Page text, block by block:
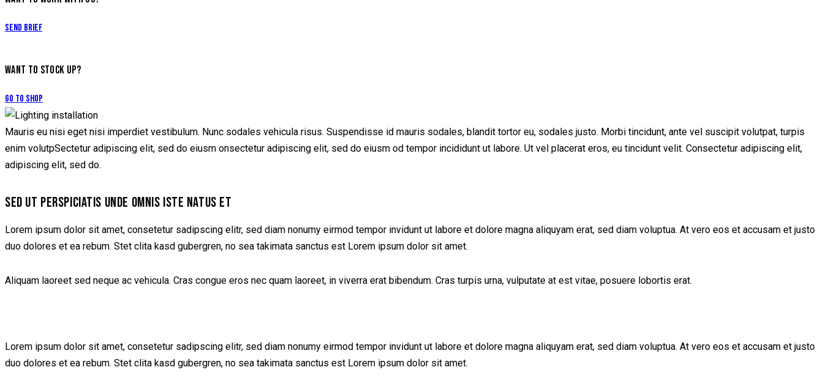
Send Brief
WANT TO STOCK UP?
Go to Shop
Mauris eu nisi eget nisi imperdiet vestibulum. Nunc sodales vehicula risus. Suspendisse id mauris sodales, blandit tortor eu, sodales justo. Morbi tincidunt, ante vel suscipit volutpat, turpis
enim volutpSectetur adipiscing elit, sed do eiusm onsectetur adipiscing elit, sed do eiusm od tempor incididunt ut labore. Ut vel placerat eros, eu tincidunt velit. Consectetur adipiscing elit,
adipiscing elit, sed do.
SED UT PERSPICIATIS UNDE OMNIS ISTE NATUS ET
Lorem ipsum dolor sit amet, consetetur sadipscing elitr, sed diam nonumy eirmod tempor invidunt ut labore et dolore magna aliquyam erat, sed diam voluptua. At vero eos et accusam et justo
duo dolores et ea rebum. Stet clita kasd gubergren, no sea takimata sanctus est Lorem ipsum dolor sit amet.
Aliquam laoreet sed neque ac vehicula. Cras congue eros nec quam laoreet, in viverra erat bibendum. Cras turpis urna, vulputate at est vitae, posuere lobortis erat.
Lorem ipsum dolor sit amet, consetetur sadipscing elitr, sed diam nonumy eirmod tempor invidunt ut labore et dolore magna aliquyam erat, sed diam voluptua. At vero eos et accusam et justo
duo dolores et ea rebum. Stet clita kasd gubergren, no sea takimata sanctus est Lorem ipsum dolor sit amet.